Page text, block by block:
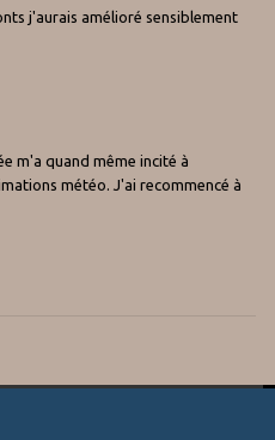
j'aurais amélioré sensiblement
m'a quand même incité à
météo. J'ai recommencé à